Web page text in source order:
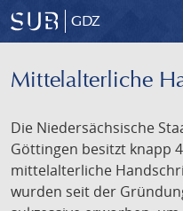
GDZ
Mittelalterliche
Die Niedersächsische
Göttingen besitzt knapp
mittelalterliche
wurden seit der